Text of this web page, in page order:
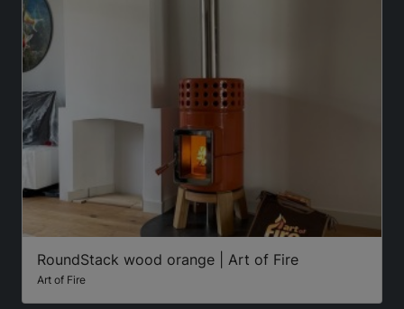
RoundStack wood orange | Art of Fire
Art of Fire